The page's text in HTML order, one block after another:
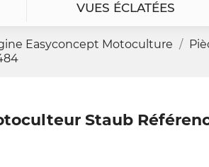
VUES ÉCLATÉES
Easyconcept Motoculture
Staub